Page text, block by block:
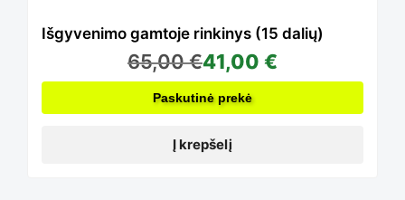
Išgyvenimo gamtoje rinkinys (15 dalių)
65,00€41,00 €
Paskutinė prekė
Į krepšelį